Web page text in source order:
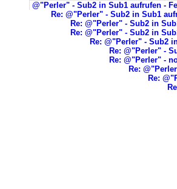
@"Perler" - Sub2 in Sub1 aufrufen -
Re: @"Perler" - Sub2 in Sub1
Re: @"Perler" - Sub2 in
Re: @"Perler" - Sub2 in
Re: @"Perler" - Sub2
Re: @"Perler" -
Re: @"Perler" -
Re:
Re: